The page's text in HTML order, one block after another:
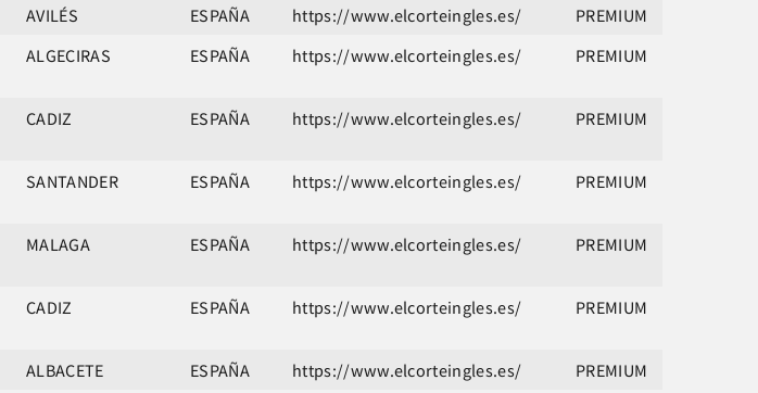
AVILÉS ESPAÑA https://www.elcorteingles.es/
PREMIUM
ALGECIRAS ESPAÑA https://www.elcorteingles.es/ PREMIUM
CADIZ ESPAÑA https://www.elcorteingles.es/ PREMIUM
SANTANDER ESPAÑA https://www.elcorteingles.es/ PREMIUM
MALAGA ESPAÑA https://www.elcorteingles.es/ PREMIUM
CADIZ ESPAÑA https://www.elcorteingles.es/ PREMIUM
ALBACETE ESPAÑA https://www.elcorteingles.es/
PREMIUM